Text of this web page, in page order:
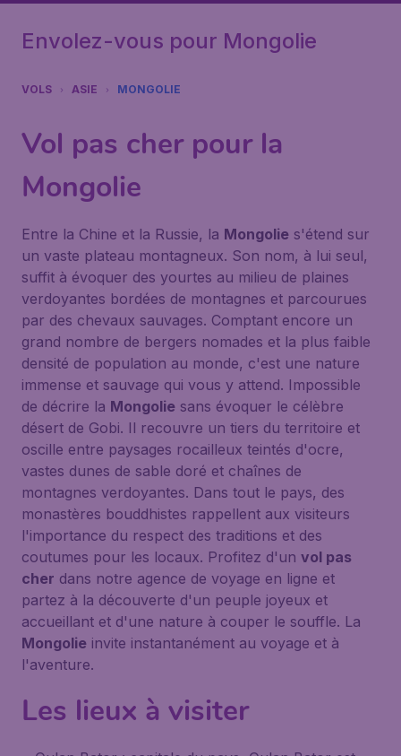
Envolez-vous pour Mongolie
VOLS ASIE MONGOLIE
Vol pas cher pour la
Mongolie
Entre la Chine et la Russie, la Mongolie s'étend sur
un vaste plateau montagneux. Son nom, à lui seul,
suffit à évoquer des yourtes au milieu de plaines
verdoyantes bordées de montagnes et parcourues
par des chevaux sauvages. Comptant encore un
grand nombre de bergers nomades et la plus faible
densité de population au monde, c'est une nature
immense et sauvage qui vous y attend. Impossible
de décrire la Mongolie sans évoquer le célèbre
désert de Gobi. Il recouvre un tiers du territoire et
oscille entre paysages rocailleux teintés d'ocre,
vastes dunes de sable doré et chaînes de
montagnes verdoyantes. Dans tout le pays, des
monastères bouddhistes rappellent aux visiteurs
l'importance du respect des traditions et des
coutumes pour les locaux. Profitez d'un vol pas
cher dans notre agence de voyage en ligne et
partez à la découverte d'un peuple joyeux et
accueillant et d'une nature à couper le souffle. La
Mongolie invite instantanément au voyage et à
l'aventure.
Les lieux à visiter